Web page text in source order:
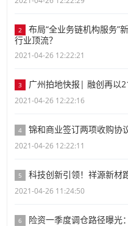
2
布局“全业务链机构服务”
行业顶流？
2021-04-26 12:22:21
3 广州拍地快报| 融创再以
2021-04-26 12:22:16
4 锦和商业签订两项收购协
2021-04-26 12:22:11
5 科技创新引领！祥源新材
2021-04-26 11:24:50
6 险资一季度调仓路径曝光